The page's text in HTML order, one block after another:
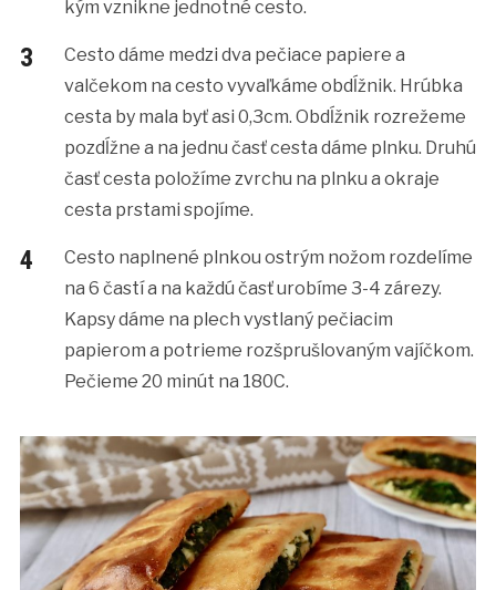
kým vznikne jednotné cesto.
Cesto dáme medzi dva pečiace papiere a
valčekom na cesto vyvaľkáme obdĺžnik. Hrúbka
cesta by mala byť asi 0,3cm. Obdĺžnik rozrežeme
pozdĺžne a na jednu časť cesta dáme plnku. Druhú
časť cesta položíme zvrchu na plnku a okraje
cesta prstami spojíme.
Cesto naplnené plnkou ostrým nožom rozdelíme
na 6 častí a na každú časť urobíme 3-4 zárezy.
Kapsy dáme na plech vystlaný pečiacim
papierom a potrieme rozšprušlovaným vajíčkom.
Pečieme 20 minút na 180C.